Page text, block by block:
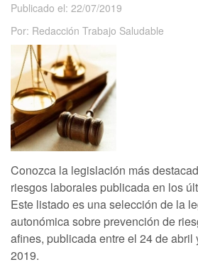
Publicado el: 22/07/2019
Por: Redacción Trabajo Saludable
Conozca la legislación más
riesgos laborales publicada en los
Este listado es una selección de la
autonómica sobre prevención de
afines, publicada entre el 24 de abril
2019.